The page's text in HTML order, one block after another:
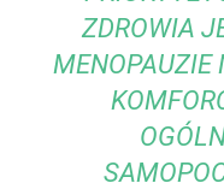
ZDROWIA
MENOPAUZIE